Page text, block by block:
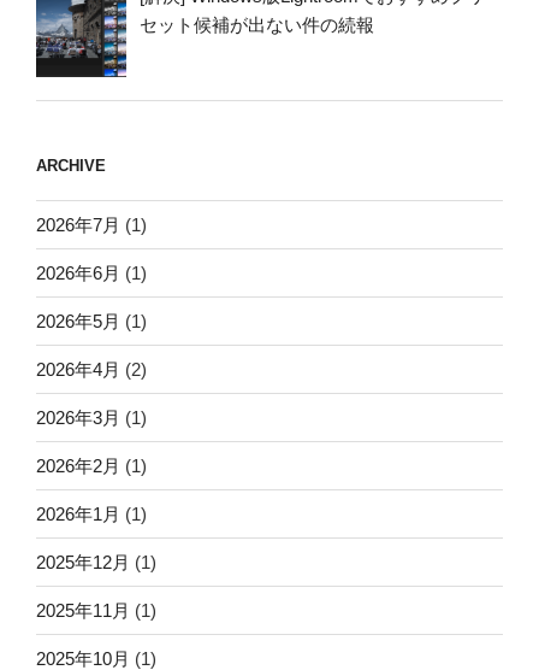
セット候補が出ない件の続報
ARCHIVE
2026年7月 (1)
2026年6月 (1)
2026年5月 (1)
2026年4月 (2)
2026年3月 (1)
2026年2月 (1)
2026年1月 (1)
2025年12月 (1)
2025年11月 (1)
2025年10月 (1)